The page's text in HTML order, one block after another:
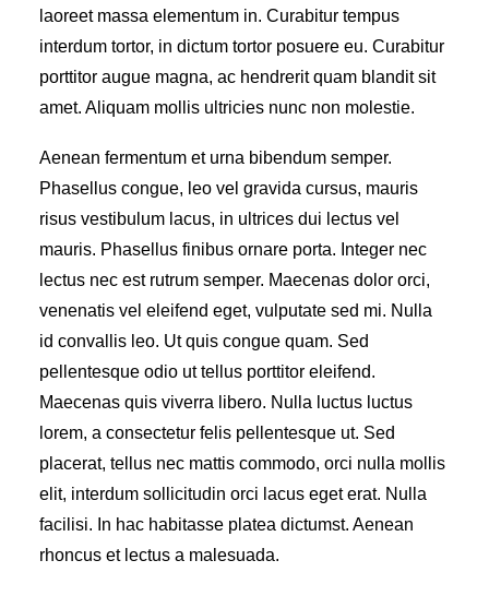
laoreet massa elementum in. Curabitur tempus
interdum tortor, in dictum tortor posuere eu. Curabitur
porttitor augue magna, ac hendrerit quam blandit sit
amet. Aliquam mollis ultricies nunc non molestie.
Aenean fermentum et urna bibendum semper.
Phasellus congue, leo vel gravida cursus, mauris
risus vestibulum lacus, in ultrices dui lectus vel
mauris. Phasellus finibus ornare porta. Integer nec
lectus nec est rutrum semper. Maecenas dolor orci,
venenatis vel eleifend eget, vulputate sed mi. Nulla
id convallis leo. Ut quis congue quam. Sed
pellentesque odio ut tellus porttitor eleifend.
Maecenas quis viverra libero. Nulla luctus luctus
lorem, a consectetur felis pellentesque ut. Sed
placerat, tellus nec mattis commodo, orci nulla mollis
elit, interdum sollicitudin orci lacus eget erat. Nulla
facilisi. In hac habitasse platea dictumst. Aenean
rhoncus et lectus a malesuada.